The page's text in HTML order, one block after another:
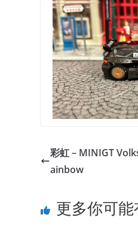
彩虹 – MINIGT
ainbow
更多你可